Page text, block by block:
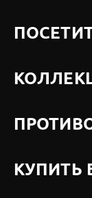
КУПИТЬ